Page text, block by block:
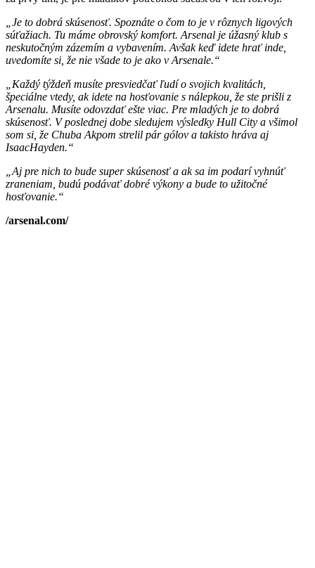
„Je to dobrá skúsenosť. Spoznáte o čom to je v rôznych ligových
súťažiach. Tu máme obrovský komfort. Arsenal je úžasný klub s
neskutočným zázemím a vybavením. Avšak keď idete hrať inde,
uvedomíte si, že nie všade to je ako v Arsenale.“
„Každý týždeň musíte presviedčať ľudí o svojich kvalitách,
špeciálne vtedy, ak idete na hosťovanie s nálepkou, že ste prišli z
Arsenalu. Musíte odovzdať ešte viac. Pre mladých je to dobrá
skúsenosť. V poslednej dobe sledujem výsledky Hull City a všimol
som si, že Chuba Akpom strelil pár gólov a takisto hráva aj
IsaacHayden.“
„Aj pre nich to bude super skúsenosť a ak sa im podarí vyhnúť
zraneniam, budú podávať dobré výkony a bude to užitočné
hosťovanie.“
/arsenal.com/